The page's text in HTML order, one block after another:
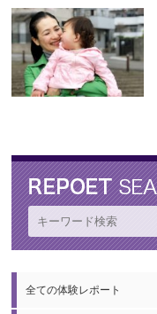
全ての体験レポート